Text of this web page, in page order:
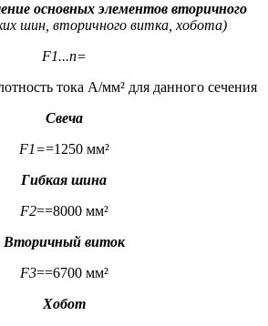
основных элементов вторичного
шин, вторичного витка, хобота)
F1...n=
тока А/мм² для данного сечения
Свеча
F1==1250 мм²
Гибкая шина
F2==8000 мм²
Вторичный виток
F3==6700 мм²
Хобот